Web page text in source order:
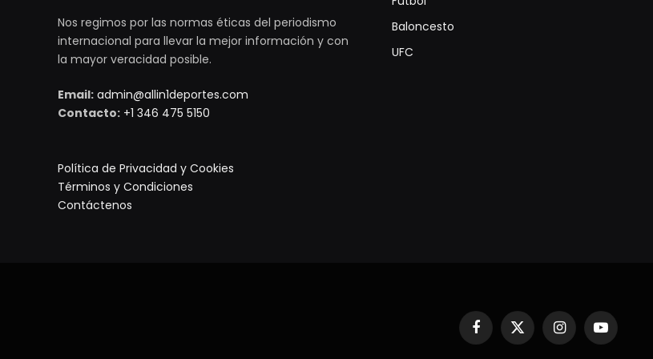
Nos regimos por las normas éticas del periodismo
internacional para llevar la mejor información y con
la mayor veracidad posible.
Email: admin@allin1deportes.com
Contacto: +1 346 475 5150
Política de Privacidad y Cookies
Términos y Condiciones
Contáctenos
Baloncesto
UFC
Facebook
X
(Twitter)
InstagramYouTube